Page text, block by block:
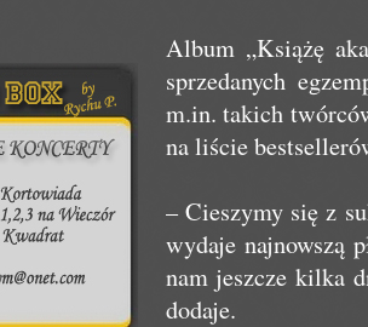
Album „Książę
sprzedanych
m.in. takich
na liście
– Cieszymy się z
wydaje najnowszą
nam jeszcze kilka
dodaje.